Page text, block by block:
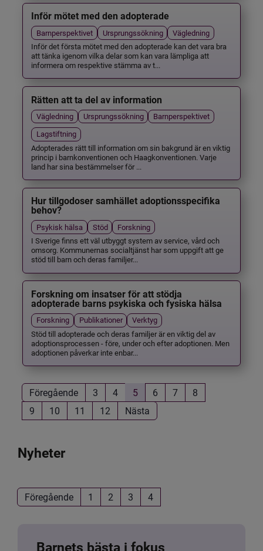
Inför mötet med den adopterade
Barnperspektivet Ursprungssökning
Vägledning
Inför det första mötet med den adopterade kan det vara bra
att tänka igenom vilka delar som kan vara lämpliga att
informera om respektive stämma av t...
Rätten att ta del av information
Vägledning Ursprungssökning
Barnperspektivet
Lagstiftning
Adopterades rätt till information om sin bakgrund är en viktig
princip i barnkonventionen och Haagkonventionen. Varje
land har sina bestämmelser för ...
Hur tillgodoser samhället adoptionsspecifika
behov?
Psykisk hälsa Stöd
Forskning
I Sverige finns ett väl utbyggt system av service, vård och
omsorg. Kommunernas socialtjänst har som uppgift att ge
stöd till barn och deras familjer...
Forskning om insatser för att stödja
adopterade barns psykiska och fysiska hälsa
Forskning Publikationer
Verktyg
Stöd till adopterade och deras familjer är en viktig del av
adoptionsprocessen - före, under och efter adoptionen. Men
adoptionen påverkar inte enbar...
Föregående 3 4 5 6 7
8
9
10 11 12 Nästa
Nyheter
Föregående 1 2 3 4